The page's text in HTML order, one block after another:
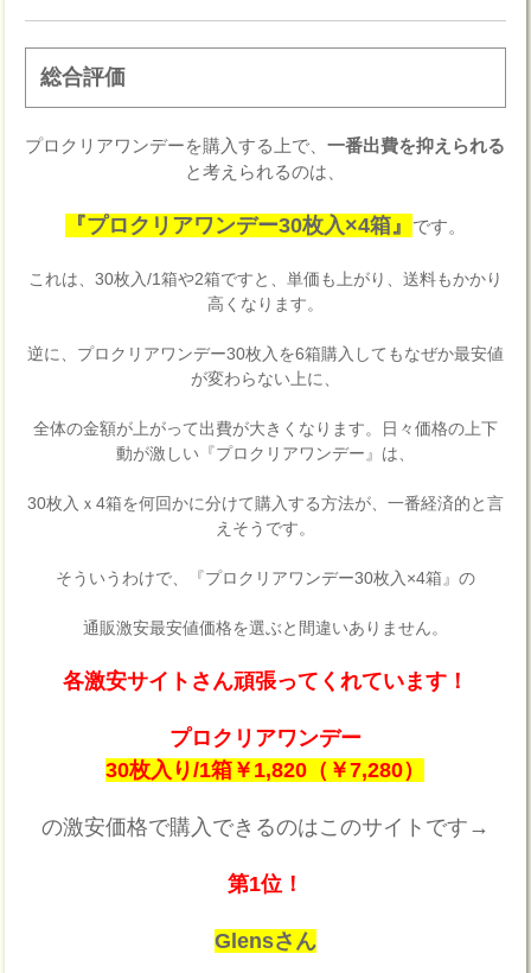
総合評価
プロクリアワンデーを購入する上で、一番出費を抑えられる
と考えられるのは、
『プロクリアワンデー30枚入×4箱』 です。
これは、30枚入/1箱や2箱ですと、単価も上がり、送料もかかり
高くなります。
逆に、プロクリアワンデー30枚入を6箱購入してもなぜか最安値
が変わらない上に、
全体の金額が上がって出費が大きくなります。日々価格の上下
動が激しい『プロクリアワンデー』は、
30枚入ｘ4箱を何回かに分けて購入する方法が、一番経済的と言
えそうです。
そういうわけで、『プロクリアワンデー30枚入×4箱』の
通販激安最安値価格を選ぶと間違いありません。
各激安サイトさん頑張ってくれています！
プロクリアワンデー
30枚入り/1箱￥1,820（￥7,280）
の激安価格で購入できるのはこのサイトです→
第1位！
Glensさん